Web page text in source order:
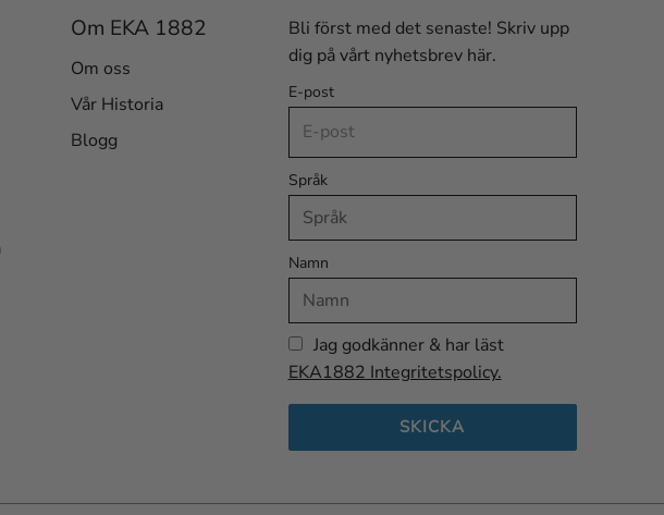
Om EKA 1882
Om oss
Vår Historia
Blogg
Bli först med det senaste! Skriv upp
dig på vårt nyhetsbrev här.
E-post
Språk
Namn
Jag godkänner & har läst
EKA1882 Integritetspolicy.
SKICKA